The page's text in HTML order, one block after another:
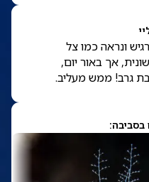
ונראה כמו צל
אך באור יום,
גרב! ממש מעליב.
בסביבה: